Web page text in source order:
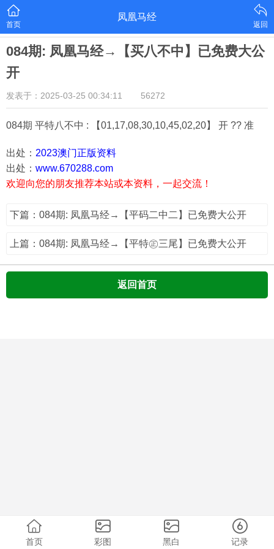
首页
凤凰马经
返回
084期: 凤凰马经→【买八不中】已免费大公
开
发表于：2025-03-25 00:34:11 56272
084期 平特八不中 : 【01,17,08,30,10,45,02,20】 开 ?? 准
出处： 2023澳门正版资料
出处： www.670288.com
欢迎向您的朋友推荐本站或本资料，一起交流！
下篇：084期: 凤凰马经→【平码二中二】已免费大公开
上篇：084期: 凤凰马经→【平特㊣三尾】已免费大公开
返回首页
首页 彩图 黑白 记录